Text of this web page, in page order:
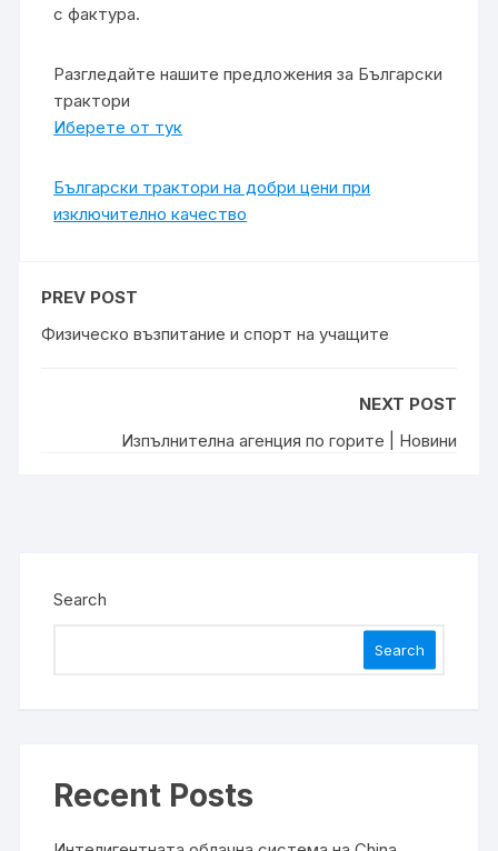
с фактура.
Разгледайте нашите предложения за Български
трактори
Иберете от тук
Български трактори на добри цени при
изключително качество
PREV POST
Физическо възпитание и спорт на учащите
NEXT POST
Изпълнителна агенция по горите | Новини
Search
Search
Recent Posts